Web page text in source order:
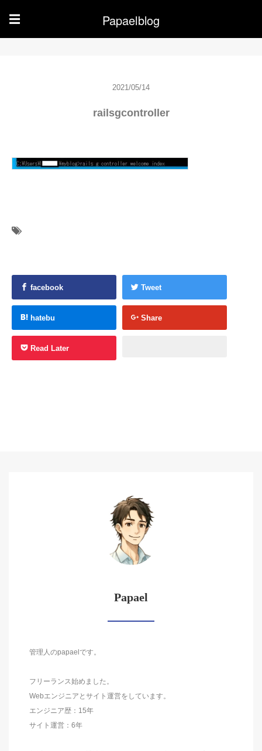
☰ Papaelblog
2021/05/14
railsgcontroller
facebook Tweet
hatebu Share
Read Later
Papael
管理人のpapaelです。
フリーランス始めました。
Webエンジニアとサイト運営をしています。
エンジニア歴：15年
サイト運営：6年